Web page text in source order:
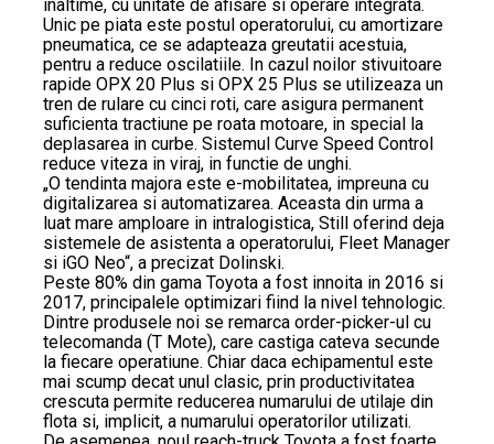
inaltime, cu unitate de afisare si operare integrata.
Unic pe piata este postul operatorului, cu amortizare
pneumatica, ce se adapteaza greutatii acestuia,
pentru a reduce oscilatiile. In cazul noilor stivuitoare
rapide OPX 20 Plus si OPX 25 Plus se utilizeaza un
tren de rulare cu cinci roti, care asigura permanent
suficienta tractiune pe roata motoare, in special la
deplasarea in curbe. Sistemul Curve Speed Control
reduce viteza in viraj, in functie de unghi.
„O tendinta majora este e-mobilitatea, impreuna cu
digitalizarea si automatizarea. Aceasta din urma a
luat mare amploare in intralogistica, Still oferind deja
sistemele de asistenta a operatorului, Fleet Manager
si iGO Neo“, a precizat Dolinski.
Peste 80% din gama Toyota a fost innoita in 2016 si
2017, principalele optimizari fiind la nivel tehnologic.
Dintre produsele noi se remarca order-picker-ul cu
telecomanda (T Mote), care castiga cateva secunde
la fiecare operatiune. Chiar daca echipamentul este
mai scump decat unul clasic, prin productivitatea
crescuta permite reducerea numarului de utilaje din
flota si, implicit, a numarului operatorilor utilizati.